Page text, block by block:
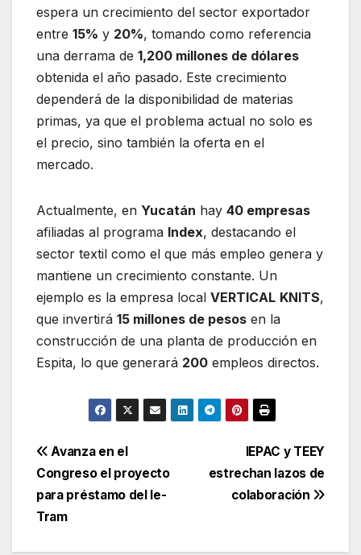
espera un crecimiento del sector exportador
entre 15% y 20%, tomando como referencia
una derrama de 1,200 millones de dólares
obtenida el año pasado. Este crecimiento
dependerá de la disponibilidad de materias
primas, ya que el problema actual no solo es
el precio, sino también la oferta en el
mercado.
Actualmente, en Yucatán hay 40 empresas
afiliadas al programa Index, destacando el
sector textil como el que más empleo genera y
mantiene un crecimiento constante. Un
ejemplo es la empresa local VERTICAL KNITS,
que invertirá 15 millones de pesos en la
construcción de una planta de producción en
Espita, lo que generará 200 empleos directos.
Navegación
de
entradas
IEPAC y TEEY
estrechan lazos de
colaboración
Avanza en el
Congreso el proyecto
para préstamo del Ie-
Tram